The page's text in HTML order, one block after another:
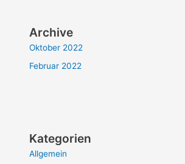
Archive
Oktober 2022
Februar 2022
Kategorien
Allgemein